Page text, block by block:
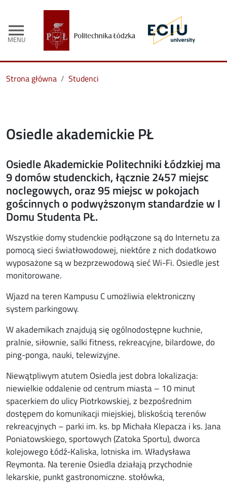
menu
MENU
Strona główna Studenci
Osiedle akademickie PŁ
Osiedle Akademickie Politechniki Łódzkiej ma
9 domów studenckich, łącznie 2457 miejsc
noclegowych, oraz 95 miejsc w pokojach
gościnnych o podwyższonym standardzie w I
Domu Studenta PŁ.
Wszystkie domy studenckie podłączone są do Internetu za
pomocą sieci światłowodowej, niektóre z nich dodatkowo
wyposażone są w bezprzewodową sieć Wi-Fi. Osiedle jest
monitorowane.
Wjazd na teren Kampusu C umożliwia elektroniczny
system parkingowy.
W akademikach znajdują się ogólnodostępne kuchnie,
pralnie, siłownie, salki fitness, rekreacyjne, bilardowe, do
ping-ponga, nauki, telewizyjne.
Niewątpliwym atutem Osiedla jest dobra lokalizacja:
niewielkie oddalenie od centrum miasta – 10 minut
spacerkiem do ulicy Piotrkowskiej, z bezpośrednim
dostępem do komunikacji miejskiej, bliskością terenów
rekreacyjnych – parki im. ks. bp Michała Klepacza i ks. Jana
Poniatowskiego, sportowych (Zatoka Sportu), dworca
kolejowego Łódź-Kaliska, lotniska im. Władysława
Reymonta. Na terenie Osiedla działają przychodnie
lekarskie, punkt gastronomiczne. stołówka,